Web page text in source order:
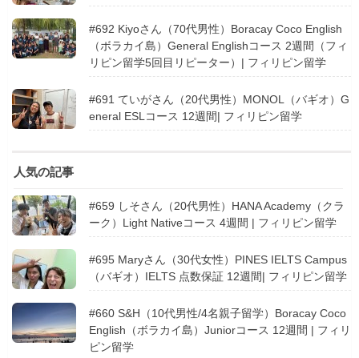
#692 Kiyoさん（70代男性）Boracay Coco English
（ボラカイ島）General Englishコース 2週間（フィ
リピン留学5回目リピーター）| フィリピン留学
#691 ていがさん（20代男性）MONOL（バギオ）G
eneral ESLコース 12週間| フィリピン留学
人気の記事
#659 しそさん（20代男性）HANA Academy（クラ
ーク）Light Nativeコース 4週間 | フィリピン留学
#695 Maryさん（30代女性）PINES IELTS Campus
（バギオ）IELTS 点数保証 12週間| フィリピン留学
#660 S&H（10代男性/4名親子留学）Boracay Coco
English（ボラカイ島）Juniorコース 12週間 | フィリ
ピン留学